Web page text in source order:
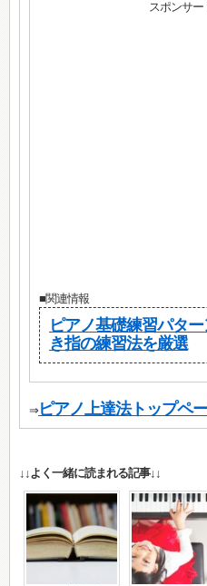
スポンサ
■関連情報
ピアノ基礎練習パタ
き指の練習法を厳選
⇒ピアノ上達法トップペ
↓↓よく一緒に読まれる記事↓↓